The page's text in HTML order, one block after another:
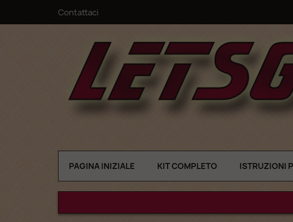
Contattaci
PAGINA INIZIALE KIT COMPLETO ISTRUZIONI